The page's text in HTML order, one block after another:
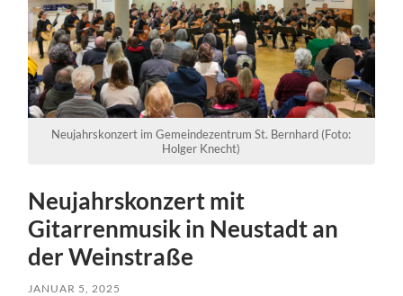
Neujahrskonzert im Gemeindezentrum St. Bernhard (Foto:
Holger Knecht)
Neujahrskonzert mit
Gitarrenmusik in Neustadt an
der Weinstraße
JANUAR 5, 2025